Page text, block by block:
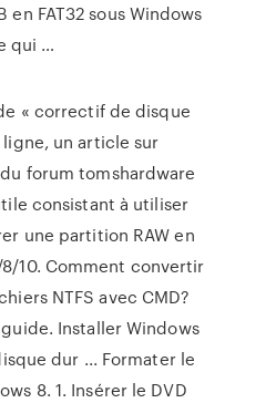
FAT32 sous Windows
qui …
« correctif de disque
un article sur
forum tomshardware
consistant à utiliser
une partition RAW en
8/10. Comment convertir
NTFS avec CMD?
Installer Windows
dur ... Formater le
8. 1. Insérer le DVD